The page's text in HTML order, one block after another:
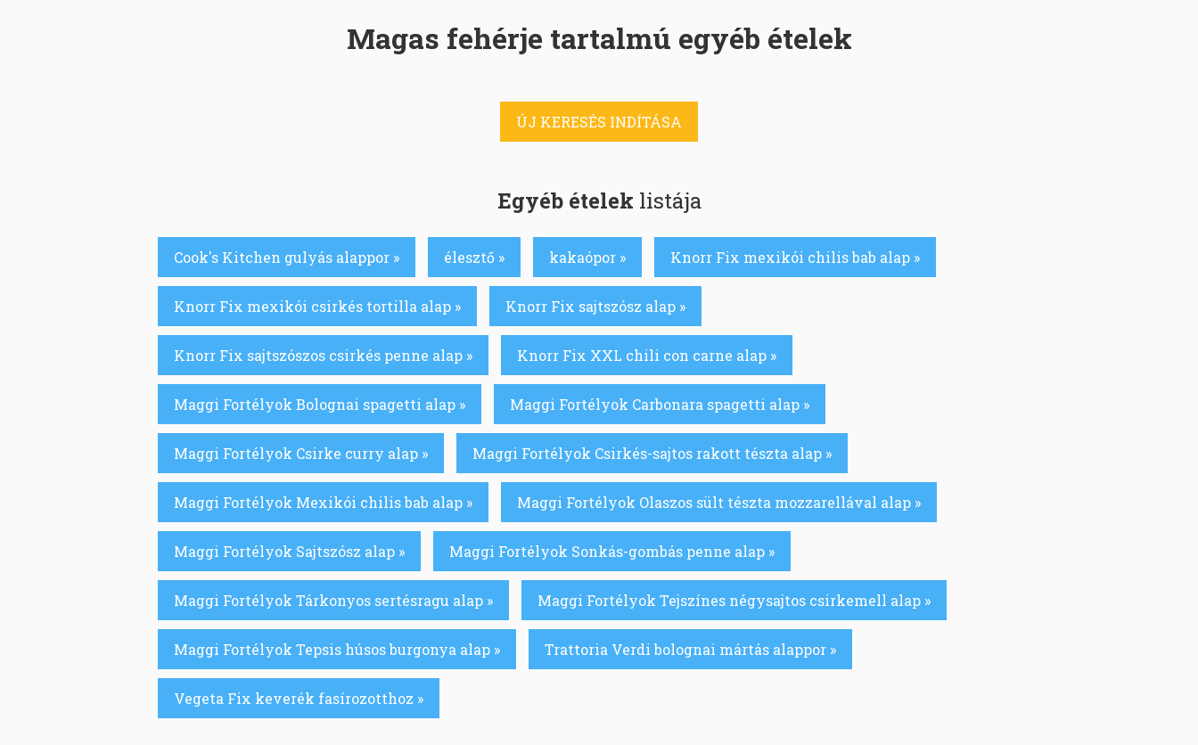
Magas fehérje tartalmú egyéb ételek
ÚJ KERESÉS INDÍTÁSA
Egyéb ételek listája
Cook's Kitchen gulyás alappor » élesztő » kakaópor » Knorr Fix mexikói chilis bab alap »
Knorr Fix mexikói csirkés tortilla alap » Knorr Fix sajtszósz alap »
Knorr Fix sajtszószos csirkés penne alap » Knorr Fix XXL chili con carne alap »
Maggi Fortélyok Bolognai spagetti alap » Maggi Fortélyok Carbonara spagetti alap »
Maggi Fortélyok Csirke curry alap » Maggi Fortélyok Csirkés-sajtos rakott tészta alap »
Maggi Fortélyok Mexikói chilis bab alap » Maggi Fortélyok Olaszos sült tészta mozzarellával alap »
Maggi Fortélyok Sajtszósz alap » Maggi Fortélyok Sonkás-gombás penne alap »
Maggi Fortélyok Tárkonyos sertésragu alap » Maggi Fortélyok Tejszínes négysajtos csirkemell alap »
Maggi Fortélyok Tepsis húsos burgonya alap » Trattoria Verdi bolognai mártás alappor »
Vegeta Fix keverék fasírozotthoz »